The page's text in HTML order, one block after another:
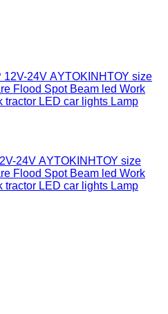
24V ΑYΤΟΚΙΝΗΤΟΥ size
Flood Spot Beam led Work
tractor LED car lights Lamp